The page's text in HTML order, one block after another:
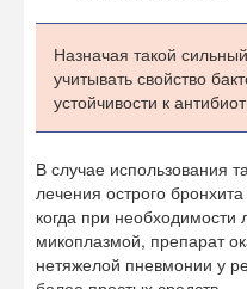
Назначая такой
учитывать свойство
устойчивости к
В случае использования
лечения острого
когда при
микоплазмой, препарат
нетяжелой пневмонии у